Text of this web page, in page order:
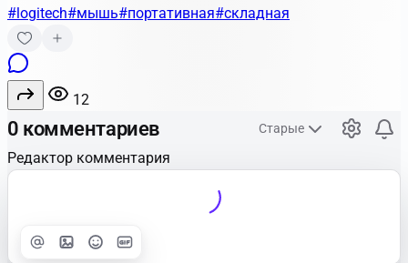
#logitech#мышь#портативная#складная
12
0 комментариев Старые
Редактор комментария
Улучшить